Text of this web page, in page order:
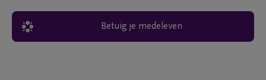
Betuig je medeleven